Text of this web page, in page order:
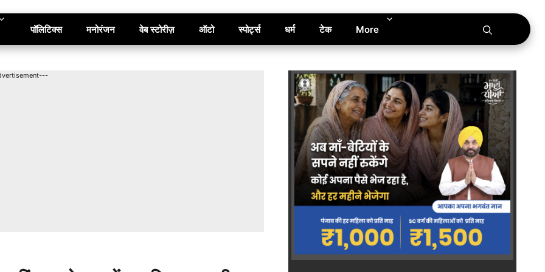
पॉलिटिक्स मनोरंजन वेब स्टोरीज़ ऑटो स्पोर्ट्स धर्म टेक More